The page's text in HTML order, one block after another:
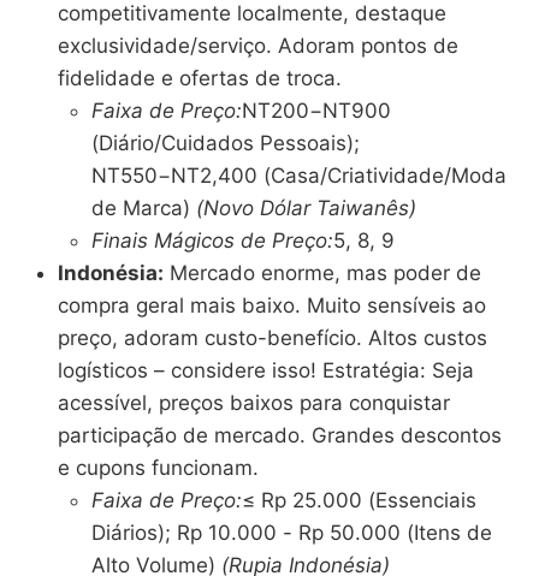
competitivamente localmente, destaque
exclusividade/serviço. Adoram pontos de
fidelidade e ofertas de troca.
Faixa de Preço:NT200−NT900
(Diário/Cuidados Pessoais);
NT550−NT2,400 (Casa/Criatividade/Moda
de Marca) (Novo Dólar Taiwanês)
Finais Mágicos de Preço:5, 8, 9
Indonésia: Mercado enorme, mas poder de
compra geral mais baixo. Muito sensíveis ao
preço, adoram custo-benefício. Altos custos
logísticos – considere isso! Estratégia: Seja
acessível, preços baixos para conquistar
participação de mercado. Grandes descontos
e cupons funcionam.
Faixa de Preço:≤ Rp 25.000 (Essenciais
Diários); Rp 10.000 - Rp 50.000 (Itens de
Alto Volume) (Rupia Indonésia)